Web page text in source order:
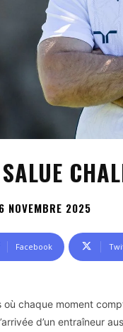
NOVEMBRE 2025
Facebook
chaque moment
d’un entraîneur